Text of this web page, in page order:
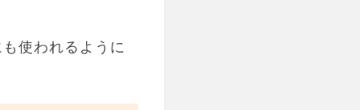
使われるように